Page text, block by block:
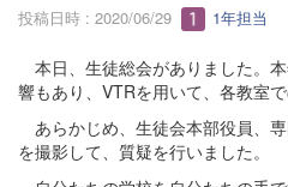
投稿日時 : 2020/06/29 1年担当
本日、生徒総会がありました。
響もあり、VTRを用いて、各教室で
あらかじめ、生徒会本部役員、
を撮影して、質疑を行いました。